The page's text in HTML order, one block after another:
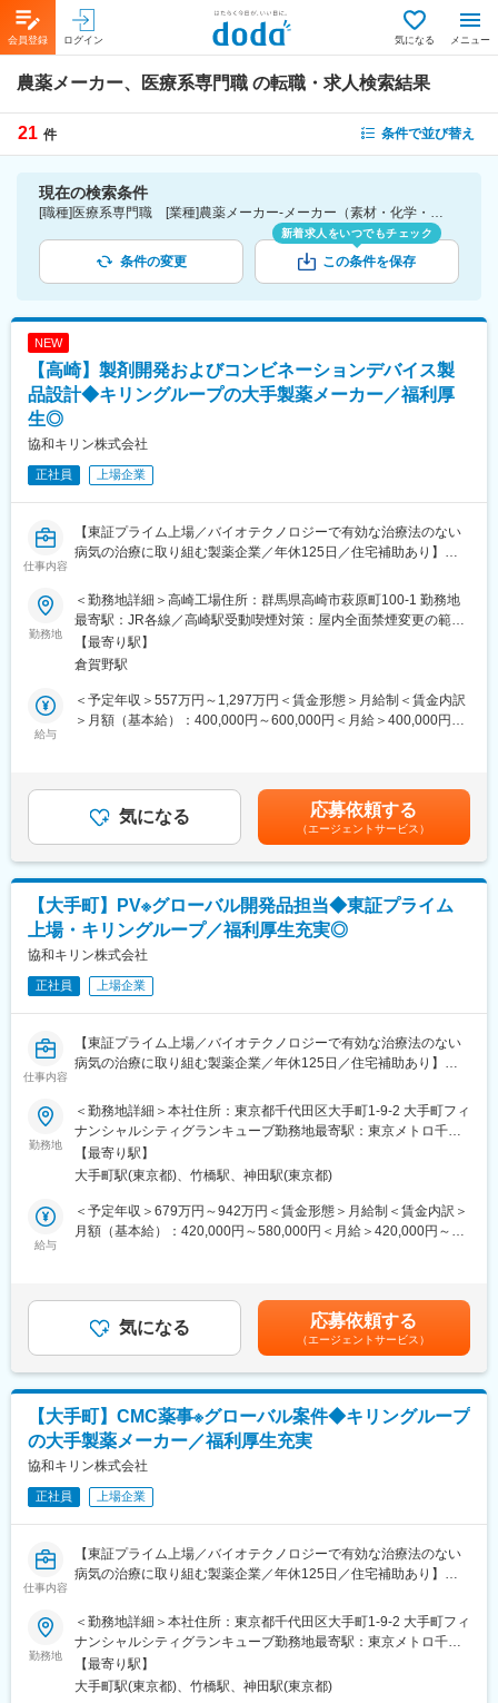
会員登録 ログイン 気になる メニュー
農薬メーカー、医療系専門職 の転職・求人検索結果
21 件 条件で並び替え
現在の検索条件
[職種]医療系専門職 [業種]農薬メーカー-メーカー（素材・化学・食品・化粧品・その他）業界
条件の変更
新着求人をいつでもチェック
この条件を保存
NEW
【高崎】製剤開発およびコンビネーションデバイス製
品設計◆キリングループの大手製薬メーカー／福利厚
生◎
協和キリン株式会社
正社員 上場企業
仕事内容
【東証プライム上場／バイオテクノロジーで有効な治療法のない
病気の治療に取り組む製薬企業／年休125日／住宅補助あり】
■業務内容
バイオ医薬品の製剤開発および投与デバイス・コンビネーション
製品設計に関する業務を担当いただきます。業務適性や育成の観
点ならびにプロジェクト状況によって担当をアサインいたしま
す。業務や職場への適応状況に応じ、将来的にリーダー業務につ
いても担当いただきます。
〈具体的には〉
理戦略を含めた製造プロセスの設計
・治験薬製造：社内外の製造所における治験薬製造推進
・製造所技術移管：商用製造に向けたスケールアップ、技術移
承認申請等）の作成（規制当局からの照会事項対応も含む）
・上市品の維持管理：上市品の維持管理（各種変更管理や継続的
改善等）における技術支援
・新規技術開発：新剤形やDDS（ドラッグデリバリーシステム）
などの技術開発
・リーダー業務：開発テーマ・技術開発テーマのマネジメント、
小規模10名程度のチームマネジメント、グループ運営、人材育成
への参加
■本ポジションの魅力
（12の開発パイプラインのうち7割以上がバイオ医薬品 ※内3つ
の細胞遺伝子治療薬を含む)、開発プロジェクトの担当機会が多
く、効率的に経験を積むことができます。
・グローバルプロジェクトにおいては、海外現地法人、製造委託
レギュレーションに関する最新の知識・経験を獲得する機会が得
られます
抗体技術を核としたバイオ医薬の研究開発力と製造技術を強み
に、次世代抗体医薬・低分子創薬・核酸医薬・再生医療の4つのを
モダリティの開発を推進しています。骨／ミネラル・血液がん・
希少疾患領域を重点領域に定め、革新的新薬の創出を通じて世界
の健康に貢献する日本発のグローバル企業を目指しています。
変更の範囲：会社の定める業務
勤務地
＜勤務地詳細＞高崎工場住所：群馬県高崎市萩原町100-1 勤務地
最寄駅：JR各線／高崎駅受動喫煙対策：屋内全面禁煙変更の範
囲：会社の定める事業所
【最寄り駅】
倉賀野駅
給与
＜予定年収＞557万円～1,297万円＜賃金形態＞月給制＜賃金内訳
＞月額（基本給）：400,000円～600,000円＜月給＞400,000円～
安の金額であり、選考を通じて上下する可能性があります。月給
(月額)は固定手当を含めた表記です。
気になる 応募依頼する
（エージェントサービス）
【大手町】PV※グローバル開発品担当◆東証プライム
上場・キリングループ／福利厚生充実◎
協和キリン株式会社
正社員 上場企業
仕事内容
【東証プライム上場／バイオテクノロジーで有効な治療法のない
病気の治療に取り組む製薬企業／年休125日／住宅補助あり】
■業務内容
臨床開発およびプロジェクトリーダーシップの業務を主軸に下記
の業務をご担当いただきます。
〈具体的には〉
・臨床開発プロジェクトにおいてPV部門を代表し、臨床試験への
安全性サポート、安全性情報の提供、臨床・薬事部門との連携を
通じた開発戦略への安全性知見の統合を担います。
・日本の規制要件への対応（PMDA報告含む）を確保し、グロー
バルチームと連携して一貫した安全性活動を推進いただきます。
・監査・査察対応、プロセス改善提案、ベンダー管理・監督、PV
■ポジションの魅力
当ポジションはGlobal組織に属し、世界とつながった環境で業務
に携わるまたとない機会が得られます。また地域を越えて同僚と
協力し、多様な規制環境に対応する実務経験を積むことができま
す。
薬物安全監視に関する専門知識を深めるだけでなく、影響力のあ
る安全性科学者に不可欠なグローバルな視点と規制に関する深い
知見を養うことができます。
当社はバイオ医薬品／抗体技術に特化しながら、海外展開を重点
的に進めている国内トップクラスの製薬メーカーです。
「骨・ミネラル」と「血液がん・難治性血液疾患」「希少疾患」
を重点疾患領域として設定し、同社の強みである抗体技術を活用
勤務地
＜勤務地詳細＞本社住所：東京都千代田区大手町1-9-2 大手町フィ
ナンシャルシティグランキューブ勤務地最寄駅：東京メトロ千代
田線／大手町駅受動喫煙対策：屋内全面禁煙変更の範囲：会社の
定める事業所
【最寄り駅】
大手町駅(東京都)、竹橋駅、神田駅(東京都)
給与
＜予定年収＞679万円～942万円＜賃金形態＞月給制＜賃金内訳＞
月額（基本給）：420,000円～580,000円＜月給＞420,000円～
なる）：78,000円（東京・独身・最大）116,000円（東京・3人以
下・最大額）、143,000円（東京、4人以上・最大額）賃金はあく
までも目安の金額であり、選考を通じて上下する可能性がありま
す。月給(月額)は固定手当を含めた表記です。
気になる 応募依頼する
（エージェントサービス）
【大手町】CMC薬事※グローバル案件◆キリングループ
の大手製薬メーカー／福利厚生充実
協和キリン株式会社
正社員 上場企業
仕事内容
【東証プライム上場／バイオテクノロジーで有効な治療法のない
病気の治療に取り組む製薬企業／年休125日／住宅補助あり】
承認済み製品の初回販売承認申請準備から承認後のライフサイク
ル管理まで、グローバル製品のCMC薬事業務を主導いただきます
製品領域／地域ごとにCMC薬事業務を担当し、CMC薬事戦略を策
定・実行いただきます。
高いリーダーシップと影響力を発揮し、社内外のステークホルダ
勤務地
＜勤務地詳細＞本社住所：東京都千代田区大手町1-9-2 大手町フィ
ナンシャルシティグランキューブ勤務地最寄駅：東京メトロ千代
田線／大手町駅受動喫煙対策：屋内全面禁煙変更の範囲：会社の
定める事業所
【最寄り駅】
大手町駅(東京都)、竹橋駅、神田駅(東京都)